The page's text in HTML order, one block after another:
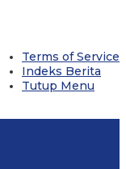
Terms of Service
Indeks Berita
Tutup Menu